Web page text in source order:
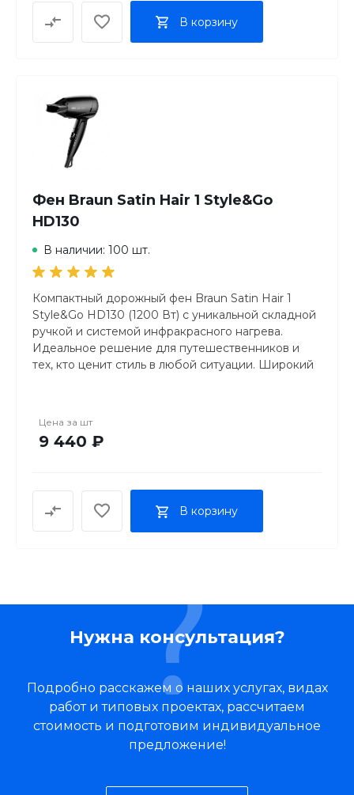
В корзину
Фен Braun Satin Hair 1 Style&Go
HD130
В наличии: 100 шт.
Компактный дорожный фен Braun Satin Hair 1
Style&Go HD130 (1200 Вт) с уникальной складной
ручкой и системой инфракрасного нагрева.
Идеальное решение для путешественников и
тех, кто ценит стиль в любой ситуации. Широкий
Цена за шт
9 440 ₽
В корзину
Нужна консультация?
Подробно расскажем о наших услугах, видах
работ и типовых проектах, рассчитаем
стоимость и подготовим индивидуальное
предложение!